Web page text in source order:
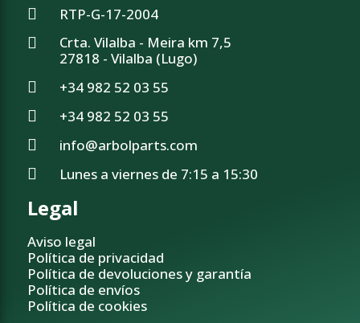
RTP-G-17-2004
Crta. Vilalba - Meira km 7,5
27818 - Vilalba (Lugo)
+34 982 52 03 55
+34 982 52 03 55
info@arbolparts.com
Lunes a viernes de 7:15 a 15:30
Legal
Aviso legal
Política de privacidad
Política de devoluciones y garantía
Política de envíos
Política de cookies